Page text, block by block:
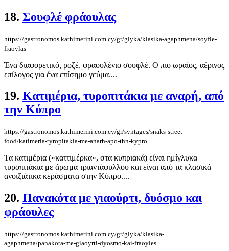
18. Σουφλέ φράουλας
https://gastronomos.kathimerini.com.cy/gr/glyka/klasika-agaphmena/soyfle-
fraoylas
Ένα διαφορετικό, ροζέ, φραουλένιο σουφλέ. Ο πιο ωραίος, αέρινος
επίλογος για ένα επίσημο γεύμα....
19. Κατιμέρια, τυροπιτάκια με αναρή, από
την Κύπρο
https://gastronomos.kathimerini.com.cy/gr/syntages/snaks-street-
food/katimeria-tyropitakia-me-anarh-apo-thn-kypro
Τα κατιμέρια («καττιμέρκα», στα κυπριακά) είναι ημίγλυκα
τυροπιτάκια με άρωμα τριαντάφυλλου και είναι από τα κλασικά
ανοιξιάτικα κεράσματα στην Κύπρο....
20. Πανακότα με γιαούρτι, δυόσμο και
φράουλες
https://gastronomos.kathimerini.com.cy/gr/glyka/klasika-
agaphmena/panakota-me-giaoyrti-dyosmo-kai-fraoyles